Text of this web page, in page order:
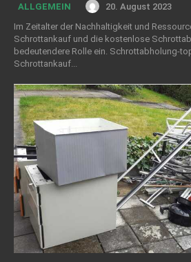
ALLGEMEIN
20. August 2023
Im Zeitalter der Nachhaltigkeit und
Schrottankauf und die kostenlose
bedeutendere Rolle ein. Schrottabholung-
Schrottankauf...